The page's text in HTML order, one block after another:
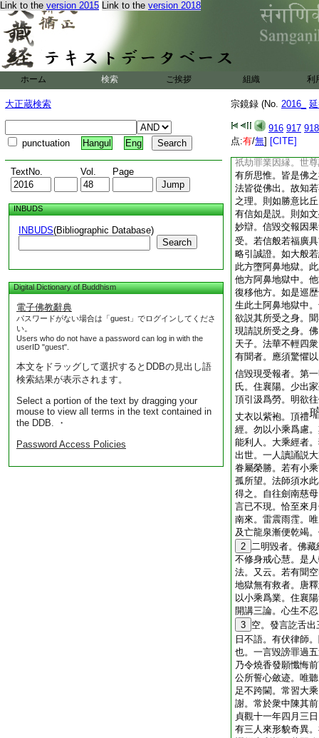
Link to the version 2015 Link to the version 2018
ホーム 検索 ご挨拶 組織 利
大正蔵検索
punctuation Hangul Eng
TextNo. Vol. Page
INBUDS
INBUDS(Bibliographic Database)
Search
Digital Dictionary of Buddhism
電子佛教辭典
パスワードがない場合は「guest」でログインしてくださ
い。
Users who do not have a password can log in with the
userID "guest".
本文をドラッグして選択するとDDBの見出し語
検索結果が表示されます。
Select a portion of the text by dragging your
mouse to view all terms in the text contained in
the DDB. ・
Password Access Policies
宗鏡録 (No. 2016_
916 917 918
点:有/無] [CITE]
罪故。於若干百千
根法師。於今東方
莊嚴。於中得阿耨
光明威徳王如來應
相門時。受如是苦
菩薩心者。若發小
罪。不欲受如是苦
處所可生瞋癡。佛
得何等利。世尊。
縁故。所在生處利
法。文殊師利。爲
祇劫罪業因縁。世
有所思惟。皆是佛
法皆從佛出。故知
之理。則如勝意比
有信如是説。則如
妙辯。信毀交報因
受。若信般若福廣
略引誠證。如大般
此方墮阿鼻地獄。
他方阿鼻地獄中。
復移他方。如是巡
生此土阿鼻地獄中
欲説其所受之身。
現請説所受之身。
天子。法華不輕四
有聞者。應須驚懼
信毀現受報者。第
氏。住襄陽。少出
頂引汲爲勞。明欲
丈衣以紫袍。頂禮
經。勿以小乘爲慮
能利人。大乘經者
出世。一人讀誦説
眷屬榮勝。若有小
孤所望。法師須水
得之。自往劍南慈
言已不現。恰至來
南來。雷震雨霔。
及亡龍泉漸便乾竭
2 二明毀者。佛
不修身戒心慧。是
法。又云。若有聞
地獄無有救者。唐
以小乘爲業。住襄
開講三論。心生不
3 空。發言訖舌
日不語。有伏律師
也。一言毀謗罪過
乃令燒香發願懺悔
公所誓心斂迹。唯
足不跨閫。常習大
謝。常於衆中陳其
貞觀十一年四月三
有三人來形貌奇異